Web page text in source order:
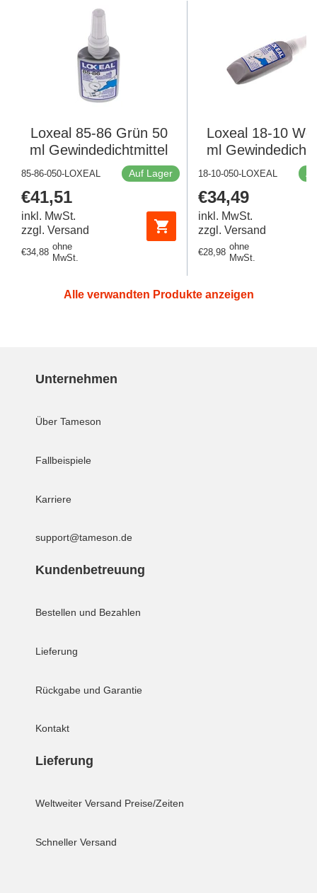
Loxeal 85-86 Grün 50
ml Gewindedichtmittel
85-86-050-LOXEAL Auf Lager
Regulärer
Preis
€41,51
inkl. MwSt.
zzgl. Versand
Regulärer
€34,88
ohne
MwSt.
Loxeal 18-10
ml
18-10-050-LOXEAL
Regulärer
Preis
€34,49
inkl. MwSt.
zzgl. Versand
Regulärer
€28,98
ohne
MwSt.
Alle verwandten Produkte anzeigen
Unternehmen
Über Tameson
Fallbeispiele
Karriere
support@tameson.de
Kundenbetreuung
Bestellen und Bezahlen
Lieferung
Rückgabe und Garantie
Kontakt
Lieferung
Weltweiter Versand Preise/Zeiten
Schneller Versand